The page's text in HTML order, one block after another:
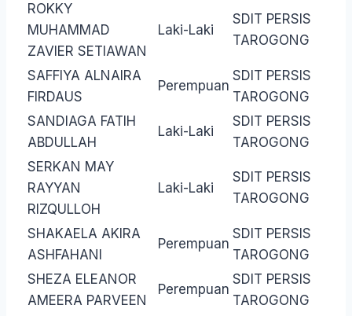
ROKKY
MUHAMMAD
ZAVIER SETIAWAN
Laki-Laki
SDIT PERSIS
TAROGONG
SAFFIYA ALNAIRA
FIRDAUS
Perempuan
SDIT PERSIS
TAROGONG
SANDIAGA FATIH
ABDULLAH
Laki-Laki
SDIT PERSIS
TAROGONG
SERKAN MAY
RAYYAN
RIZQULLOH
Laki-Laki
SDIT PERSIS
TAROGONG
SHAKAELA AKIRA
ASHFAHANI
Perempuan
SDIT PERSIS
TAROGONG
SHEZA ELEANOR
AMEERA PARVEEN
Perempuan
SDIT PERSIS
TAROGONG